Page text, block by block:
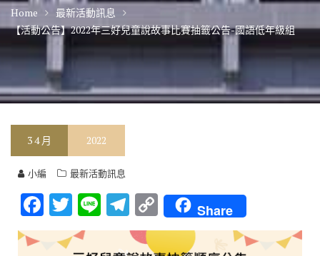
Home
最新活動訊息
【活動公告】2022年三好兒童說故事比賽抽籤公告-國語低年級組
34 月 2022
小編 最新活動訊息
F
ac
T
w
Li
n
T
el
C
o
Share